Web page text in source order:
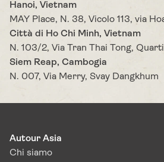
Hanoi, Vietnam
MAY Place, N. 38, Vicolo 113, via
Città di Ho Chi Minh, Vietnam
N. 103/2, Via Tran Thai Tong,
Siem Reap, Cambogia
N. 007, Via Merry, Svay Dangkhum
Autour Asia
Chi siamo